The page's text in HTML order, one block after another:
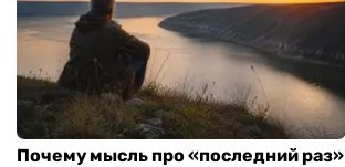
Почему мысль про «последний раз»